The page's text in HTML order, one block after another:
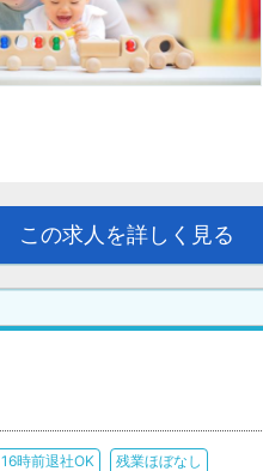
この求人を詳しく見る
16時前退社OK 残業ほぼなし